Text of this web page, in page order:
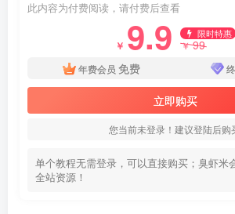
此内容为付费阅读，请付费后查看
￥ 9.9 限时特惠
￥99
年费会员 免费
立即购买
您当前未登录！建议登陆后
单个教程无需登录，可以直接购买；臭虾米
全站资源！